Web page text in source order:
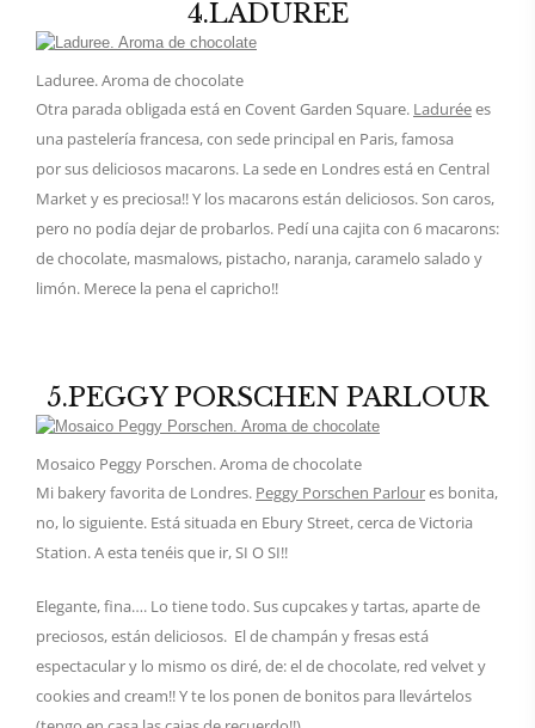
4.LADURÉE
Laduree. Aroma de chocolate
Otra parada obligada está en Covent Garden Square. Laduréees
una pastelería francesa, con sede principal en Paris, famosa
por sus deliciosos macarons. La sede en Londres está en Central
Market y es preciosa!! Y los macarons están deliciosos. Son caros,
pero no podía dejar de probarlos. Pedí una cajita con 6 macarons:
de chocolate, masmalows, pistacho, naranja, caramelo salado y
limón. Merece la pena el capricho!!
5.PEGGY PORSCHEN PARLOUR
Mosaico Peggy Porschen. Aroma de chocolate
Mi bakery favorita de Londres. Peggy Porschen Parloures bonita,
no, lo siguiente. Está situada en Ebury Street, cerca de Victoria
Station. A esta tenéis que ir, SI O SI!!
Elegante, fina…. Lo tiene todo. Sus cupcakes y tartas, aparte de
preciosos, están deliciosos. El de champán y fresas está
espectacular y lo mismo os diré, de: el de chocolate, red velvet y
cookies and cream!! Y te los ponen de bonitos para llevártelos